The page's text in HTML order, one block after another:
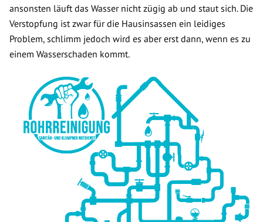
ansonsten läuft das Wasser nicht zügig ab und staut sich. Die
Verstopfung ist zwar für die Hausinsassen ein leidiges
Problem, schlimm jedoch wird es aber erst dann, wenn es zu
einem Wasserschaden kommt.